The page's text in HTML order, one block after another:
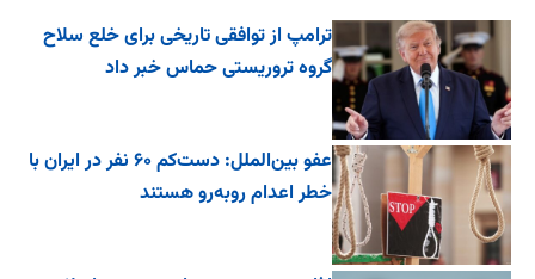
ترامپ از توافقی تاریخی برای خلع ‌سلاح
گروه تروریستی حماس خبر داد
عفو بین‌الملل: دست‌کم ۶۰ نفر در ایران با
خطر اعدام روبه‌رو هستند